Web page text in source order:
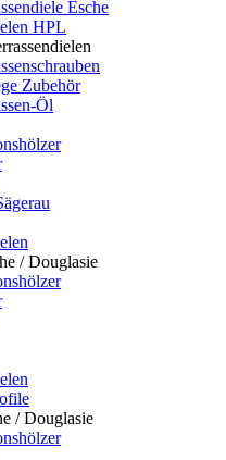
Esche
HPL
Zubehör
Öl
/ Douglasie
/ Douglasie